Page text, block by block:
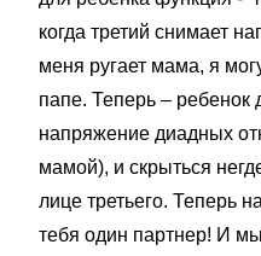
когда третий снимает
меня ругает мама, я
папе. Теперь –
напряжение диадных
мамой), и скрыться
лице третьего. Теперь
тебя один партнер! И